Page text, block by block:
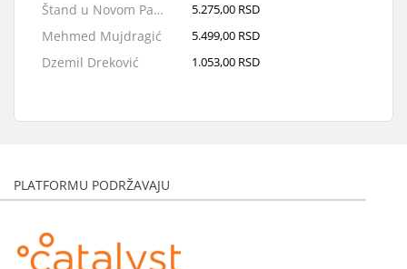
Štand u Novom Pazaru 5.275,00 RSD
Mehmed Mujdragić 5.499,00 RSD
Dzemil Dreković 1.053,00 RSD
HARI TRADE DOO
Sabrina Latović
PLATFORMU PODRŽAVAJU